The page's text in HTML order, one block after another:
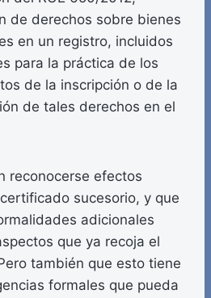
de derechos sobre bienes
en un registro, incluidos
para la práctica de los
de la inscripción o de la
de tales derechos en el
reconocerse efectos
sucesorio, y que
adicionales
que ya recoja el
también que esto tiene
formales que pueda